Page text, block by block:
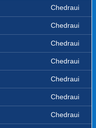
Chedraui
Chedraui
Chedraui
Chedraui
Chedraui
Chedraui
Chedraui